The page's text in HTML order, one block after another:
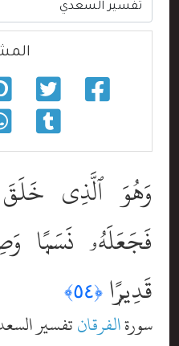
وَهُوَ ٱلَّذِى
فَجَعَلَهُۥ نَسَبًۭا
قَدِيرًۭا ﴿٥٤﴾
سورةالفرقانتفسير